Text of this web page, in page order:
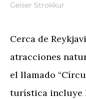
Geiser Strokkur
Cerca de
atracciones
el llamado
turística incluye